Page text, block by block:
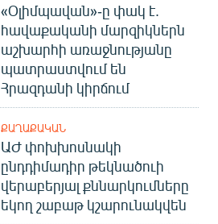
«Օլիմպավան»-ը փակ է.
հավաքականի մարզիկներն
աշխարհի առաջնությանը
պատրաստվում են
Հրազդանի կիրճում
ՔԱՂԱՔԱԿԱՆ
ԱԺ փոխխոսնակի
ընդդիմադիր թեկնածուի
վերաբերյալ քննարկումները
եկող շաբաթ կշարունակվեն